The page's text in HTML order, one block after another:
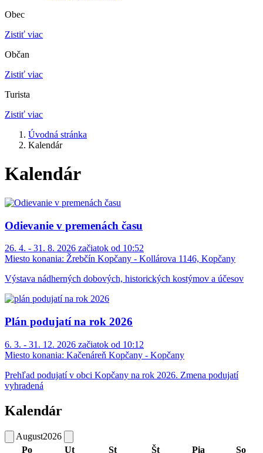
Obec
Zistiť viac
Občan
Zistiť viac
Turista
Zistiť viac
Úvodná stránka
Kalendár
Kalendár
Odievanie v premenách času
26. 4. - 31. 8. 2026 začiatok od 10:52
Miesto konania: Žrebčín Kopčany - Kollárova 1146, Kopčany
Výstava nádherných dobových, historických kostýmov a účesov
Plán podujatí na rok 2026
6. 3. - 31. 12. 2026 začiatok od 10:12
Miesto konania: Kačenáreň Kopčany - Kopčany
Prehľad podujatí v obci Kopčany na rok 2026. Zmena podujatí
vyhradená
Kalendár
August2026
Po
Ut St Št Pia
So